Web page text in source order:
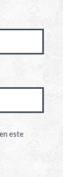
este